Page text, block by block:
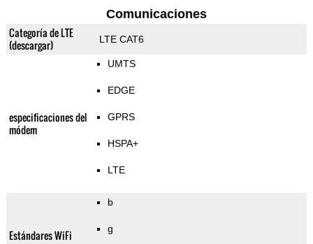
Comunicaciones
Categoría de LTE
(descargar)
LTE CAT6
especificaciones del
módem
UMTS
EDGE
GPRS
HSPA+
LTE
Estándares WiFi
b
g